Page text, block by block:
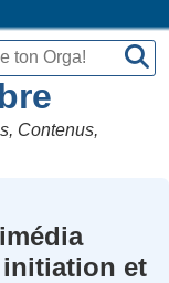
Contenus,
initiation et